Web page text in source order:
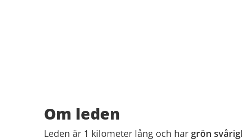
Om leden
Leden är 1 kilometer lång och har grön